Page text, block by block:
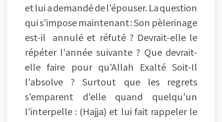
et lui a demandé de l'épouser. La question
qui s'impose maintenant : Son pèlerinage
est-il annulé et réfuté ? Devrait-elle le
répéter l'année suivante ? Que devrait-
elle faire pour qu'Allah Exalté Soit-Il
l'absolve ? Surtout que les regrets
s'emparent d'elle quand quelqu'un
l'interpelle : (Hajja) et lui fait rappeler le